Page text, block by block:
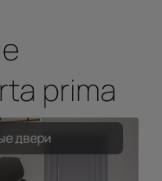
prima
двери